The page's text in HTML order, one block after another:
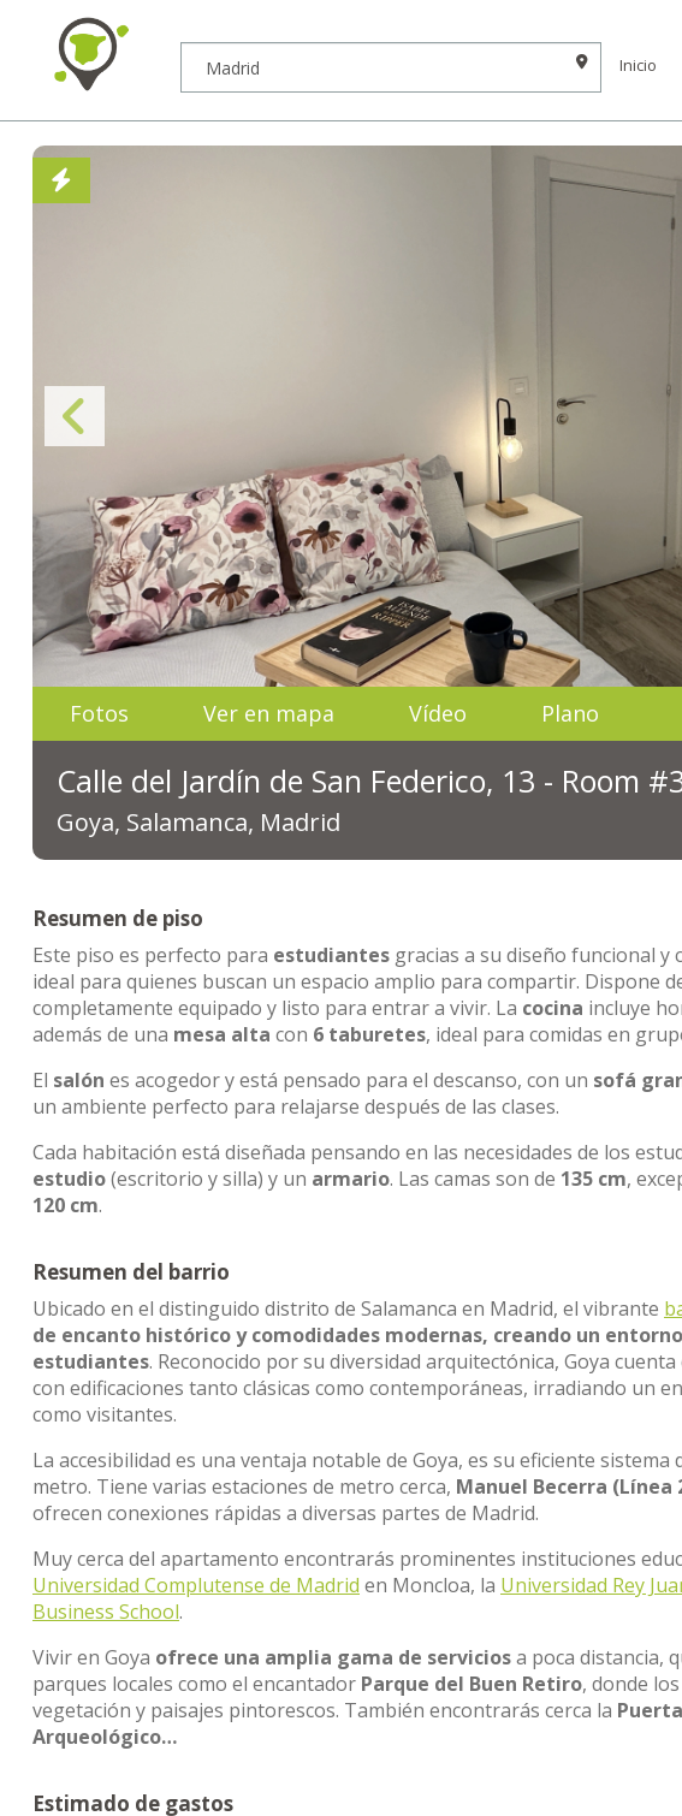
Inicio
Fotos Ver en mapa Vídeo Plano
Calle del Jardín de San Federico, 13 - Room
Goya, Salamanca, Madrid
Resumen de piso
Este piso es perfecto para estudiantes gracias a su diseño funcional y
ideal para quienes buscan un espacio amplio para compartir. Dispone
completamente equipado y listo para entrar a vivir. La cocina incluye
además de una mesa alta con 6 taburetes, ideal para comidas en
El salón es acogedor y está pensado para el descanso, con un sofá
un ambiente perfecto para relajarse después de las clases.
Cada habitación está diseñada pensando en las necesidades de los
estudio(escritorio y silla) y un armario. Las camas son de 135 cm,
120 cm.
Resumen del barrio
Ubicado en el distinguido distrito de Salamanca en Madrid, el vibrante
de encanto histórico y comodidades modernas, creando un
estudiantes. Reconocido por su diversidad arquitectónica, Goya
con edificaciones tanto clásicas como contemporáneas, irradiando un
como visitantes.
La accesibilidad es una ventaja notable de Goya, es su eficiente
metro. Tiene varias estaciones de metro cerca, Manuel Becerra (Línea
ofrecen conexiones rápidas a diversas partes de Madrid.
Muy cerca del apartamento encontrarás prominentes instituciones
Universidad Complutense de Madrid en Moncloa, la Universidad Rey
Business School.
Vivir en Goya ofrece una amplia gama de serviciosa poca distancia,
parques locales como el encantador Parque del Buen Retiro, donde
vegetación y paisajes pintorescos. También encontrarás cerca la
Arqueológico…
Estimado de gastos